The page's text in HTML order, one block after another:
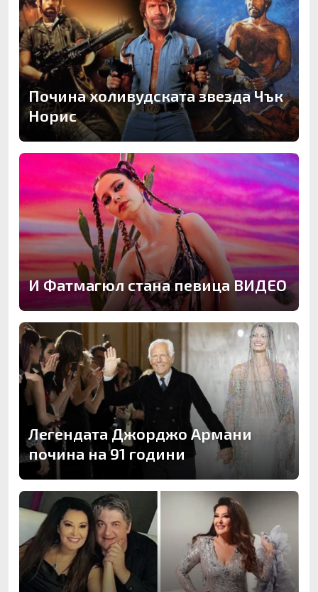
Почина холивудската звезда Чък
Норис
И Фатмагюл стана певица ВИДЕО
Легендата Джорджо Армани
почина на 91 години